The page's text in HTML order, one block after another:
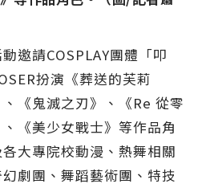
邀請COSPLAY團體「叩
扮演《葬送的芙莉
《鬼滅之刃》、《Re 從零
《美少女戰士》等作品角
大專院校動漫、熱舞相關
劇團、舞蹈藝術團、特技